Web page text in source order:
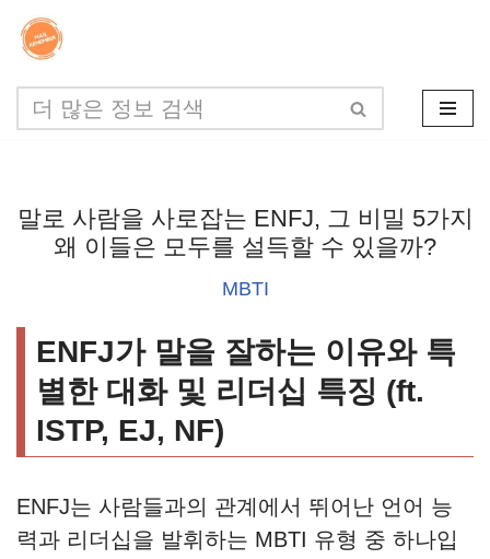
콘
텐
츠
너
말로 사람을 사로잡는 ENFJ, 그 비밀 5가지
왜 이들은 모두를 설득할 수 있을까?
MBTI
ENFJ가 말을 잘하는 이유와 특
별한 대화 및 리더십 특징 (ft.
ISTP, EJ, NF)
ENFJ는 사람들과의 관계에서 뛰어난 언어 능
력과 리더십을 발휘하는 MBTI 유형 중 하나입